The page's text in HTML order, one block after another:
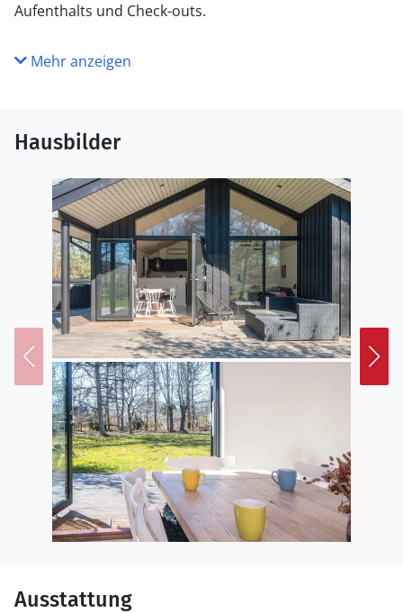
Aufenthalts und Check-outs.
Mehr anzeigen
Hausbilder
Ausstattung